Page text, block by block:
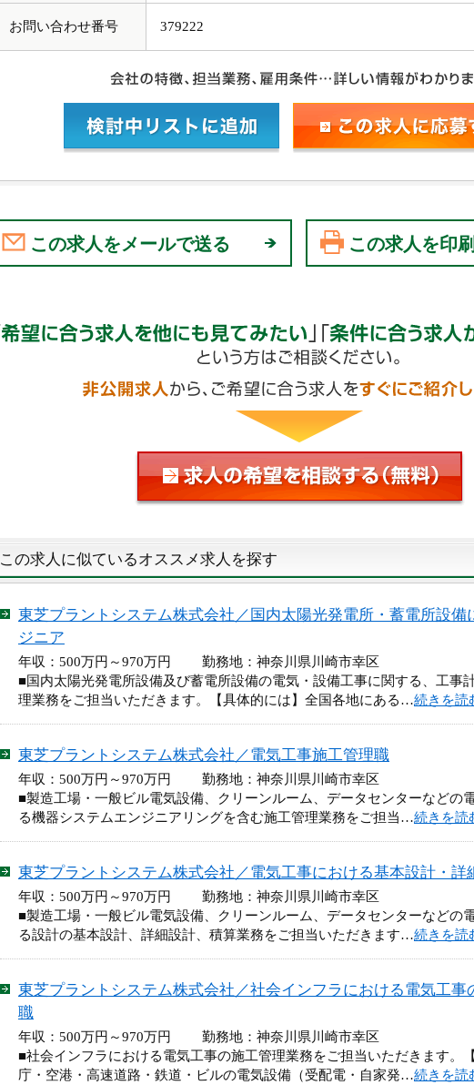
お問い合わせ番号 379222
この求人をメールで送る この求人を印
この求人に似ているオススメ求人を探す
東芝プラントシステム株式会社／国内太陽光発電所・蓄電所設備
ジニア
年収：500万円～970万円 勤務地：神奈川県川崎市幸区
■国内太陽光発電所設備及び蓄電所設備の電気・設備工事に関する、工事
理業務をご担当いただきます。【具体的には】全国各地にある…続きを読
東芝プラントシステム株式会社／電気工事施工管理職
年収：500万円～970万円 勤務地：神奈川県川崎市幸区
■製造工場・一般ビル電気設備、クリーンルーム、データセンターなどの
る機器システムエンジニアリングを含む施工管理業務をご担当…続きを読
東芝プラントシステム株式会社／電気工事における基本設計・詳
年収：500万円～970万円 勤務地：神奈川県川崎市幸区
■製造工場・一般ビル電気設備、クリーンルーム、データセンターなどの
る設計の基本設計、詳細設計、積算業務をご担当いただきます…続きを読
東芝プラントシステム株式会社／社会インフラにおける電気工事
職
年収：500万円～970万円 勤務地：神奈川県川崎市幸区
■社会インフラにおける電気工事の施工管理業務をご担当いただきます。
庁・空港・高速道路・鉄道・ビルの電気設備（受配電・自家発…続きを読